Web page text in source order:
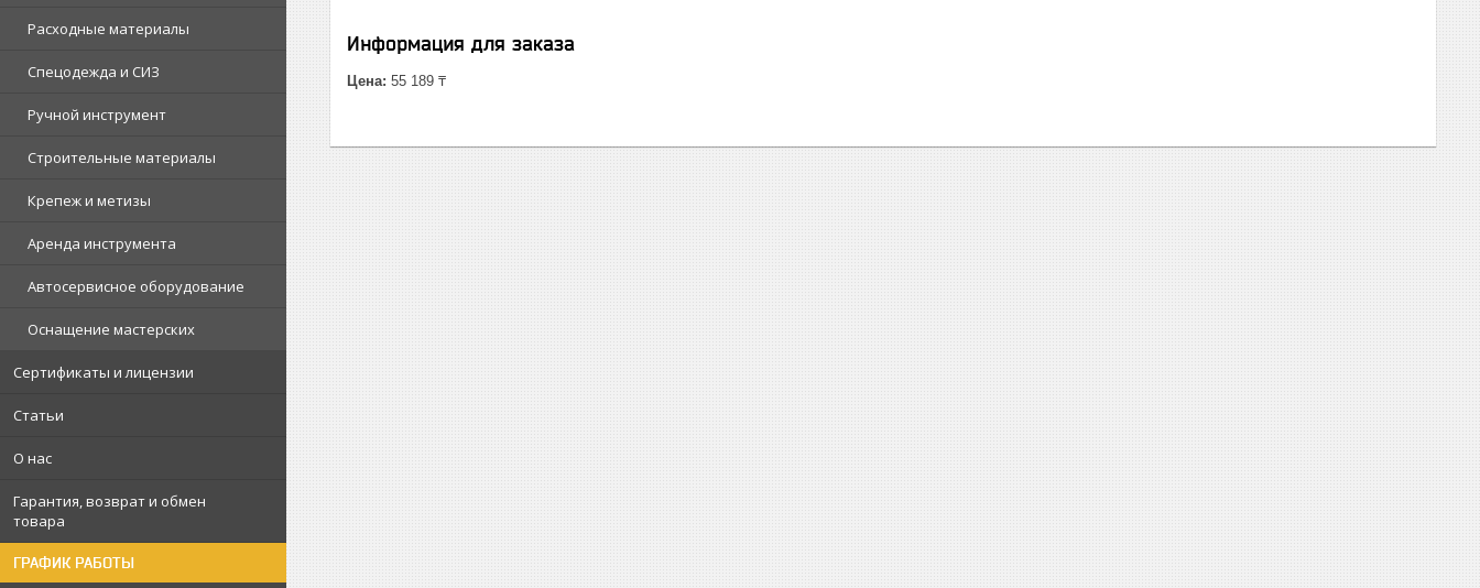
Расходные материалы
Спецодежда и СИЗ
Ручной инструмент
Строительные материалы
Крепеж и метизы
Аренда инструмента
Автосервисное оборудование
Оснащение мастерских
Сертификаты и лицензии
Статьи
О нас
Гарантия, возврат и обмен
товара
ГРАФИК РАБОТЫ
Информация для заказа
Цена: 55 189 ₸